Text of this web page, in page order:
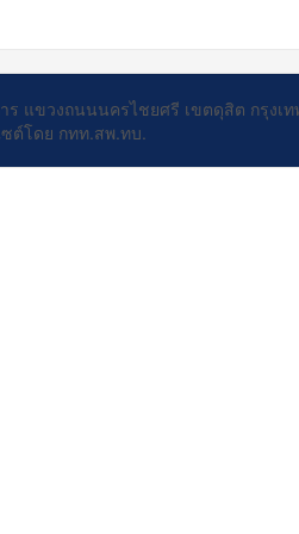
แขวงถนนนครไชยศรี เขตดุสิต กรุงเ
ต์โดย กทท.สพ.ทบ.